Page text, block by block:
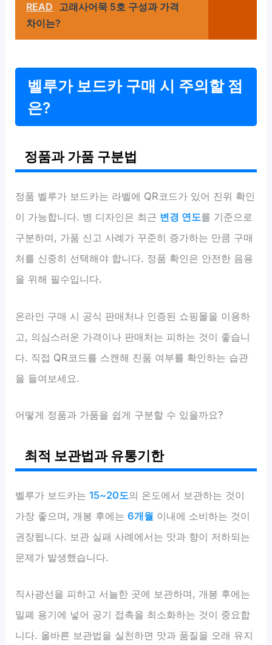
READ 고래사어묵 5호 구성과 가격
차이는?
벨루가 보드카 구매 시 주의할 점
은?
정품과 가품 구분법
정품 벨루가 보드카는 라벨에 QR코드가 있어 진위 확인
이 가능합니다. 병 디자인은 최근 변경 연도를 기준으로
구분하며, 가품 신고 사례가 꾸준히 증가하는 만큼 구매
처를 신중히 선택해야 합니다. 정품 확인은 안전한 음용
을 위해 필수입니다.
온라인 구매 시 공식 판매처나 인증된 쇼핑몰을 이용하
고, 의심스러운 가격이나 판매처는 피하는 것이 좋습니
다. 직접 QR코드를 스캔해 진품 여부를 확인하는 습관
을 들여보세요.
어떻게 정품과 가품을 쉽게 구분할 수 있을까요?
최적 보관법과 유통기한
벨루가 보드카는15~20도의 온도에서 보관하는 것이
가장 좋으며, 개봉 후에는6개월 이내에 소비하는 것이
권장됩니다. 보관 실패 사례에서는 맛과 향이 저하되는
문제가 발생했습니다.
직사광선을 피하고 서늘한 곳에 보관하며, 개봉 후에는
밀폐 용기에 넣어 공기 접촉을 최소화하는 것이 중요합
니다. 올바른 보관법을 실천하면 맛과 품질을 오래 유지